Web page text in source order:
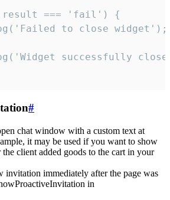
=== 'fail') {
to close widget');
successfully
#
chat window with a custom text at
it may be used if you want to show
client added goods to the cart in your
immediately after the page was
in